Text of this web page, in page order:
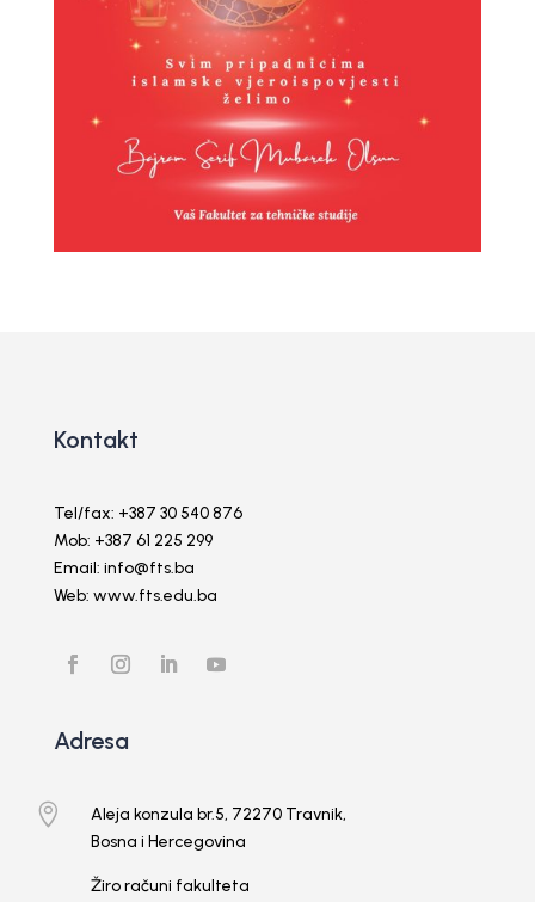
Kontakt
Tel/fax: +387 30 540 876
Mob: +387 61 225 299
Email: info@fts.ba
Web: www.fts.edu.ba
Adresa

Aleja konzula br.5, 72270 Travnik,
Bosna i Hercegovina
Žiro računi fakulteta